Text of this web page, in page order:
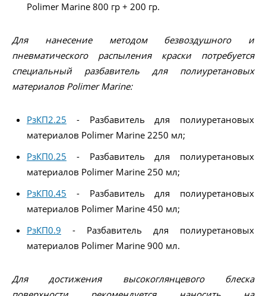
Polimer Marine 800 гр + 200 гр.
Для нанесение методом безвоздушного и
пневматического распыления краски потребуется
специальный разбавитель для полиуретановых
материалов Polimer Marine:
РзКП2.25 - Разбавитель для полиуретановых
материалов Polimer Marine 2250 мл;
РзКП0.25 - Разбавитель для полиуретановых
материалов Polimer Marine 250 мл;
РзКП0.45 - Разбавитель для полиуретановых
материалов Polimer Marine 450 мл;
РзКП0.9 - Разбавитель для полиуретановых
материалов Polimer Marine 900 мл.
Для достижения высокоглянцевого блеска